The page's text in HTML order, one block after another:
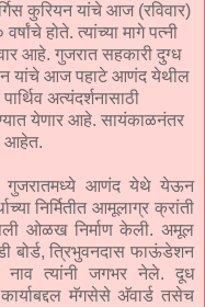
कुरियन यांचे आज (रविवार)
होते. त्यांच्या मागे पत्नी
आहे. गुजरात सहकारी दुग्ध
यांचे आज पहाटे आणंद येथील
अत्यंदर्शनासाठी
येणार आहे. सायंकाळनंतर
आहेत.
गुजरातमध्ये आणंद येथे येऊन
निर्मितीत आमूलाग्र क्रांती
ओळख निर्माण केली. अमूल
बोर्ड, त्रिभुवनदास फाऊंडेशन
नाव त्यांनी जगभर नेले. दूध
कार्याबद्दल मॅगसेसे अ‍ॅवार्ड तसेच